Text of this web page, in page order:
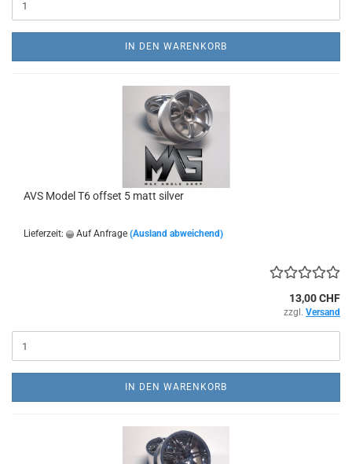
IN DEN WARENKORB
AVS Model T6 offset 5 matt silver
Lieferzeit: Auf Anfrage (Ausland abweichend)
13,00 CHF
zzgl. Versand
IN DEN WARENKORB